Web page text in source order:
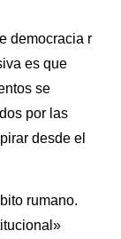
democracia r
es que
se
por las
desde el
rumano.